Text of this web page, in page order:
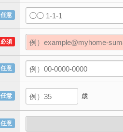
任意
必須
任意
任意 歳
任意